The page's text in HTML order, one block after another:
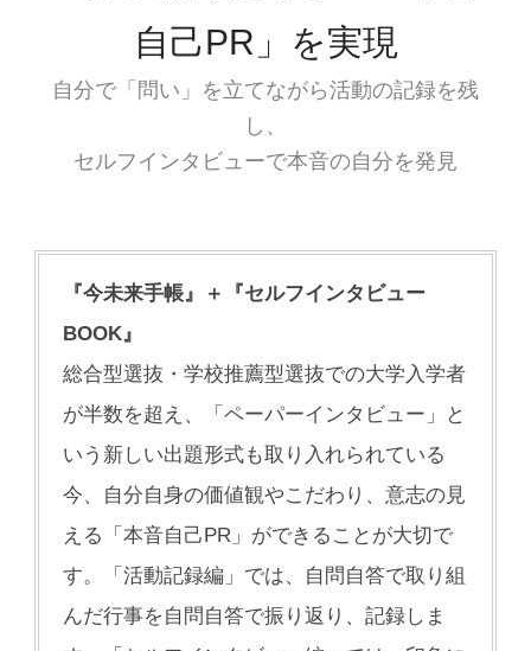
自己PR」を実現
自分で「問い」を立てながら活動の記録を残
し、
セルフインタビューで本音の自分を発見
『今未来手帳』＋『セルフインタビュー
BOOK』
総合型選抜・学校推薦型選抜での大学入学者
が半数を超え、「ペーパーインタビュー」と
いう新しい出題形式も取り入れられている
今、自分自身の価値観やこだわり、意志の見
える「本音自己PR」ができることが大切で
す。「活動記録編」では、自問自答で取り組
んだ行事を自問自答で振り返り、記録しま